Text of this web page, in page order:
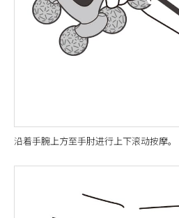
沿着手腕上方至手肘进行上下滚动按摩。